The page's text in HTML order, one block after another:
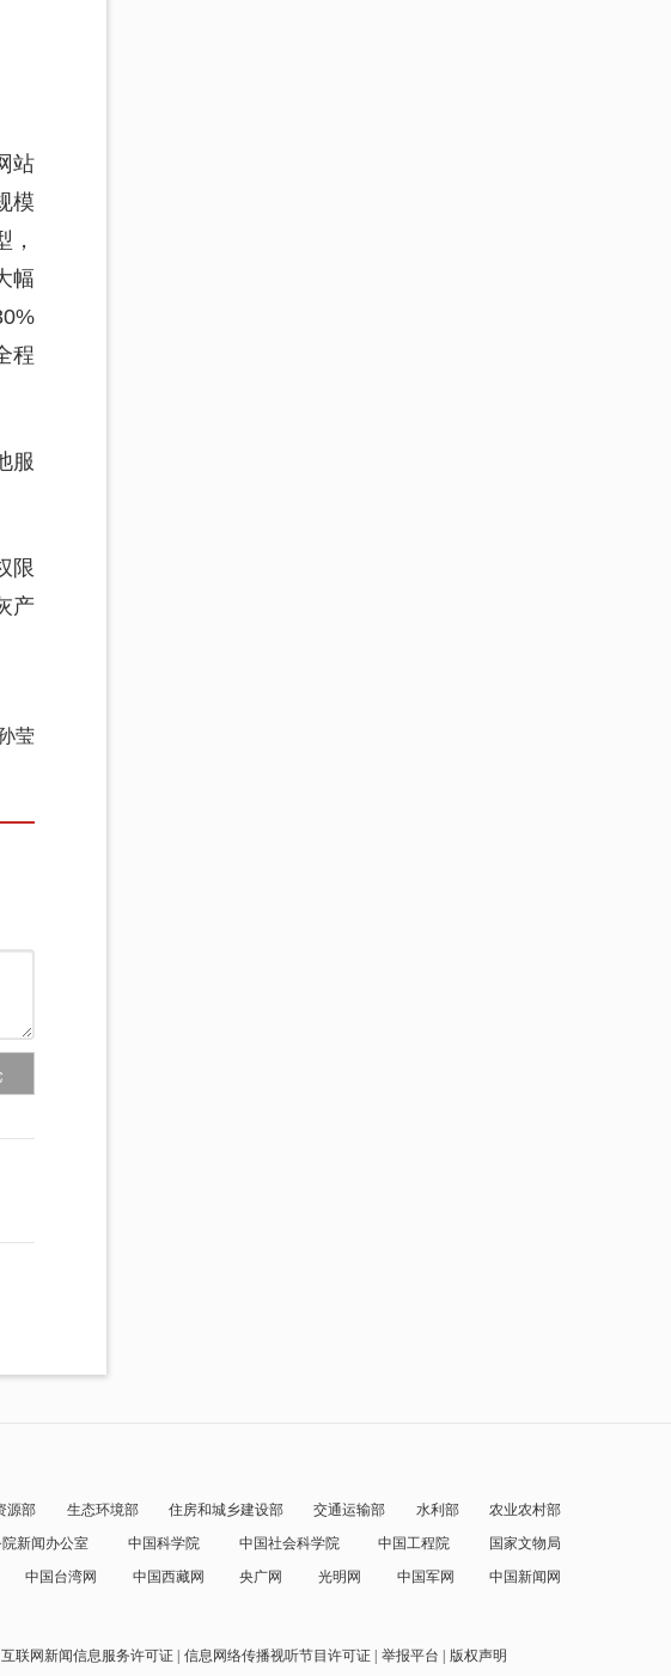
站
模
幅
程
服
限
产
莹
源部 生态环境部 住房和城乡建设部 交通运输部 水利部
农业农村部
院新闻办公室 中国科学院 中国社会科学院 中国工程院
国家文物局
中国台湾网 中国西藏网 央广网 光明网 中国军网
中国新闻网
互联网新闻信息服务许可证 信息网络传播视听节目许可证 举报平台 版权声明